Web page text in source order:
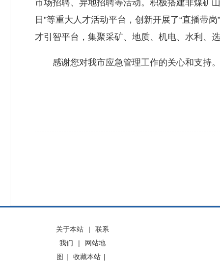
市场招聘、异地招聘等活动。积极搭建非煤矿
日”等重大人才活动平台，创新开展了“直播带
才引智平台，集聚采矿、地质、机电、水利、
感谢您对我市应急管理工作的关心和支持。
关于本站 |
联系
我们
|
网站地
图 | 收藏本站 |